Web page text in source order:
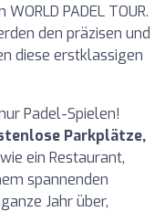
PADEL TOUR.
den präzisen und
diese erstklassigen
Padel-Spielen!
Parkplätze,
ein Restaurant,
spannenden
Jahr über,